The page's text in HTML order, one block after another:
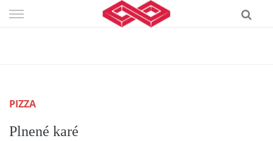
Skip
PIZZA
Plnené karé